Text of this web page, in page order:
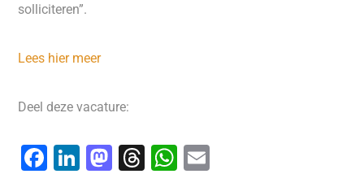
solliciteren”.
Lees hier meer
Deel deze vacature:
F
Li M T
W